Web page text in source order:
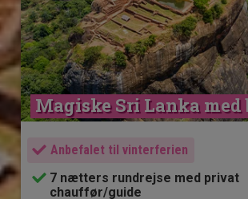
Magiske Sri Lanka med
Anbefalet til vinterferien
7 nætters rundrejse med privat
chauffør/guide